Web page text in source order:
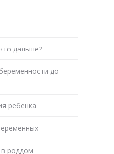
дальше?
до
ребенка
роддом